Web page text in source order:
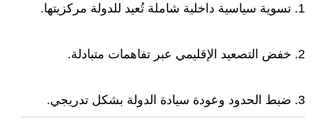
1. تسوية سياسية داخلية شاملة تُعيد للدولة مركزيتها.
2. خفض التصعيد الإقليمي عبر تفاهمات متبادلة.
3. ضبط الحدود وعودة سيادة الدولة بشكل تدريجي.